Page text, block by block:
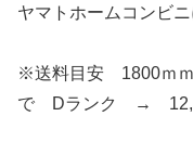
ヤマトホームコンビ
※送料目安 1800ｍ
で Dランク →